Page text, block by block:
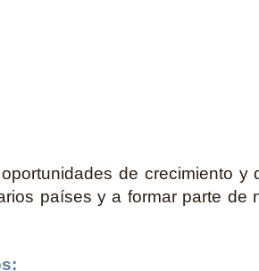
de crecimiento y
países y a formar parte de